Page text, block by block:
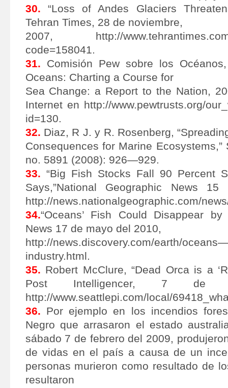
30. “Loss of Andes Glaciers
Tehran Times, 28 de noviembre,
2007, http://www.tehrantimes.com/
code=158041.
31. Comisión Pew sobre los Océanos,
Oceans: Charting a Course for
Sea Change: a Report to the Nation,
Internet en http://www.pewtrusts.org/
id=130.
32. Diaz, R J. y R. Rosenberg,
Consequences for Marine Ecosystems,”
no. 5891 (2008): 926—929.
33. “Big Fish Stocks Fall 90 Percent
Says,”National Geographic News
http://news.nationalgeographic.com/
34.“Oceans’ Fish Could Disappear by
News 17 de mayo del 2010,
http://news.discovery.com/earth/
industry.html.
35. Robert McClure, “Dead Orca is a
Post Intelligencer, 7 de
http://www.seattlepi.com/local/
36. Por ejemplo en los incendios
Negro que arrasaron el estado
sábado 7 de febrero del 2009,
de vidas en el país a causa de un
personas murieron como resultado de
resultaron